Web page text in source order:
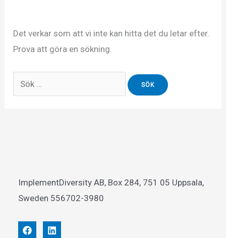
Det verkar som att vi inte kan hitta det du letar efter.
Prova att göra en sökning.
Sök
efter:
ImplementDiversity AB, Box 284, 751 05 Uppsala,
Sweden 556702-3980